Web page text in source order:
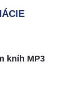
kníh MP3